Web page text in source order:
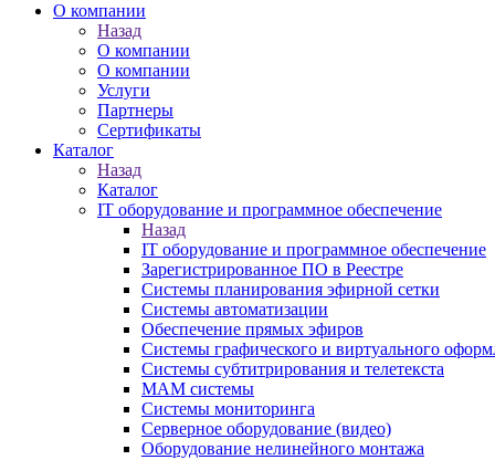
О компании
Назад
О компании
О компании
Услуги
Партнеры
Сертификаты
Каталог
Назад
Каталог
IT оборудование и программное обеспечение
Назад
IT оборудование и программное обеспечение
Зарегистрированное ПО в Реестре
Системы планирования эфирной сетки
Системы автоматизации
Обеспечение прямых эфиров
Системы графического и виртуального
Системы субтитрирования и телетекста
MAM системы
Системы мониторинга
Серверное оборудование (видео)
Оборудование нелинейного монтажа